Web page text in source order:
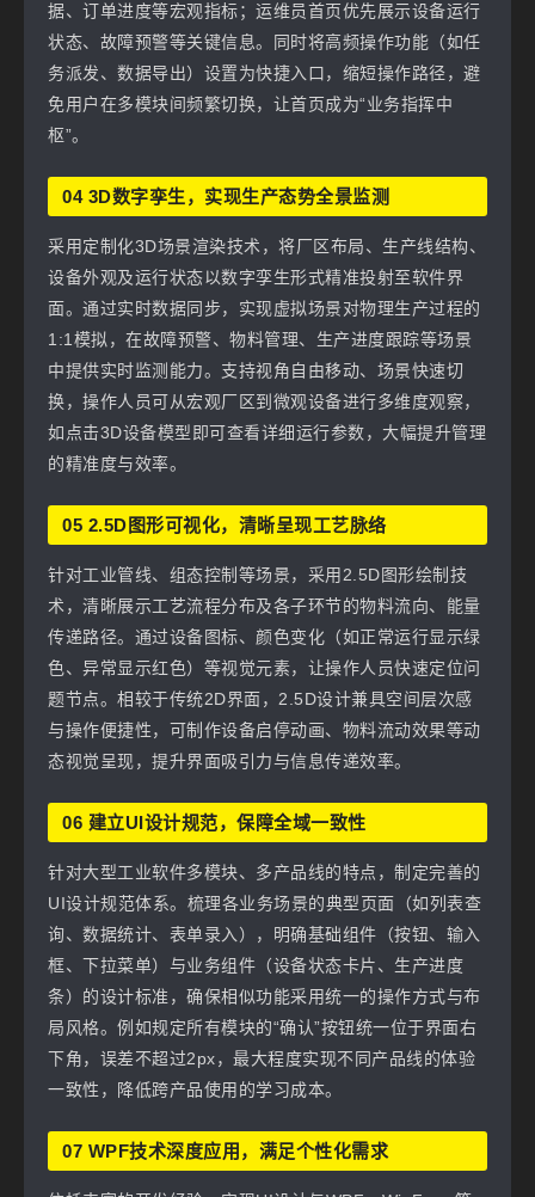
据、订单进度等宏观指标；运维员首页优先展示设备运行
状态、故障预警等关键信息。同时将高频操作功能（如任
务派发、数据导出）设置为快捷入口，缩短操作路径，避
免用户在多模块间频繁切换，让首页成为“业务指挥中
枢”。
04 3D数字孪生，实现生产态势全景监测
采用定制化3D场景渲染技术，将厂区布局、生产线结构、
设备外观及运行状态以数字孪生形式精准投射至软件界
面。通过实时数据同步，实现虚拟场景对物理生产过程的
1:1模拟，在故障预警、物料管理、生产进度跟踪等场景
中提供实时监测能力。支持视角自由移动、场景快速切
换，操作人员可从宏观厂区到微观设备进行多维度观察，
如点击3D设备模型即可查看详细运行参数，大幅提升管理
的精准度与效率。
05 2.5D图形可视化，清晰呈现工艺脉络
针对工业管线、组态控制等场景，采用2.5D图形绘制技
术，清晰展示工艺流程分布及各子环节的物料流向、能量
传递路径。通过设备图标、颜色变化（如正常运行显示绿
色、异常显示红色）等视觉元素，让操作人员快速定位问
题节点。相较于传统2D界面，2.5D设计兼具空间层次感
与操作便捷性，可制作设备启停动画、物料流动效果等动
态视觉呈现，提升界面吸引力与信息传递效率。
06 建立UI设计规范，保障全域一致性
针对大型工业软件多模块、多产品线的特点，制定完善的
UI设计规范体系。梳理各业务场景的典型页面（如列表查
询、数据统计、表单录入），明确基础组件（按钮、输入
框、下拉菜单）与业务组件（设备状态卡片、生产进度
条）的设计标准，确保相似功能采用统一的操作方式与布
局风格。例如规定所有模块的“确认”按钮统一位于界面右
下角，误差不超过2px，最大程度实现不同产品线的体验
一致性，降低跨产品使用的学习成本。
07 WPF技术深度应用，满足个性化需求